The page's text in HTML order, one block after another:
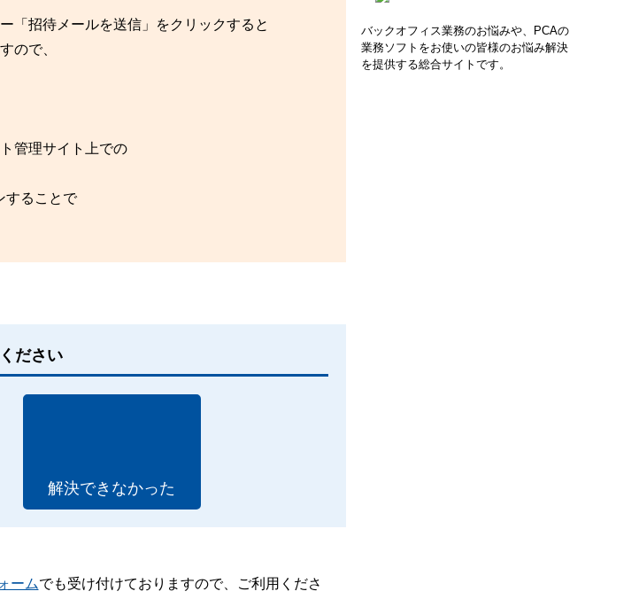
バックオフィス業務のお悩みや、PCAの
業務ソフトをお使いの皆様のお悩み解決
を提供する総合サイトです。
「招待メールを送信」をクリックすると
ので、
管理サイト上での
することで
ださい
解決できなかった
ームでも受け付けておりますので、ご利用くださ